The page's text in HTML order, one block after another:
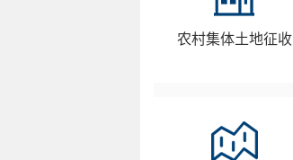
农村集体土地征收